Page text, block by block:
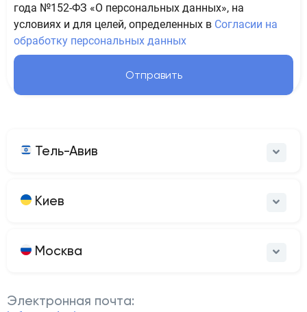
года №152-ФЗ «О персональных данных», на
условиях и для целей, определенных в Согласии на
обработку персональных данных
Отправить
Тель-Авив
Киев
Москва
Электронная почта: